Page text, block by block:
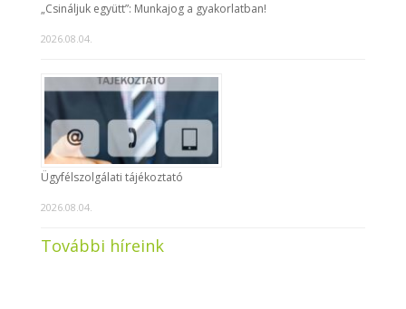
„Csináljuk együtt”: Munkajog a gyakorlatban!
2026.08.04.
Ügyfélszolgálati tájékoztató
2026.08.04.
További híreink